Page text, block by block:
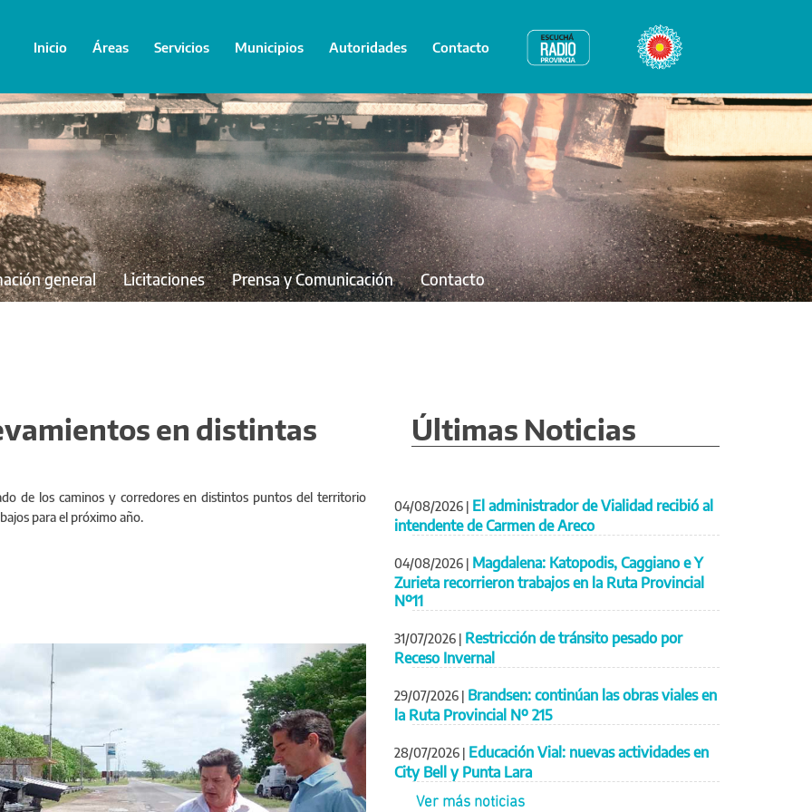
Inicio Áreas Servicios Municipios Autoridades Contacto Radio Provincia Bicentenario
general Licitaciones Prensa y Comunicación Contacto
en distintas
de los caminos y corredores en distintos puntos del territorio
para el próximo año.
Siguiente
Últimas Noticias
04/08/2026 | El administrador de Vialidad recibió al
intendente de Carmen de Areco
04/08/2026 | Magdalena: Katopodis, Caggiano e Y
Zurieta recorrieron trabajos en la Ruta Provincial
Nº11
31/07/2026 | Restricción de tránsito pesado por
Receso Invernal
29/07/2026 | Brandsen: continúan las obras viales en
la Ruta Provincial Nº 215
28/07/2026 | Educación Vial: nuevas actividades en
City Bell y Punta Lara
Ver más noticias